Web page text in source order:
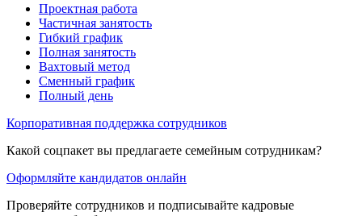
Проектная работа
Частичная занятость
Гибкий график
Полная занятость
Вахтовый метод
Сменный график
Полный день
Корпоративная поддержка сотрудников
Какой соцпакет вы предлагаете семейным сотрудникам?
Оформляйте кандидатов онлайн
Проверяйте сотрудников и подписывайте кадровые